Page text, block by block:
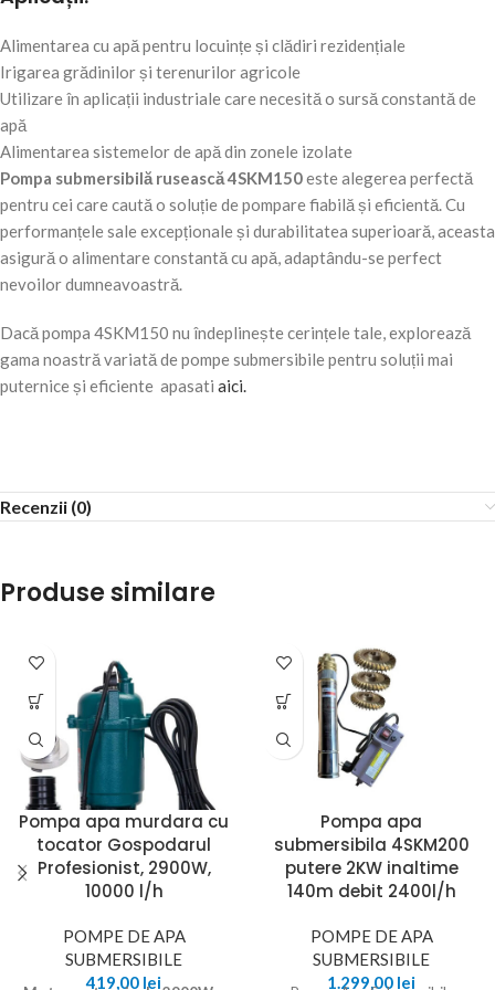
Alimentarea cu apă pentru locuințe și clădiri rezidențiale
Irigarea grădinilor și terenurilor agricole
Utilizare în aplicații industriale care necesită o sursă constantă de
apă
Alimentarea sistemelor de apă din zonele izolate
Pompa submersibilă rusească 4SKM150este alegerea perfectă
pentru cei care caută o soluție de pompare fiabilă și eficientă. Cu
performanțele sale excepționale și durabilitatea superioară, aceasta
asigură o alimentare constantă cu apă, adaptându-se perfect
nevoilor dumneavoastră.
Dacă pompa 4SKM150 nu îndeplinește cerințele tale, explorează
gama noastră variată de pompe submersibile pentru soluții mai
puternice și eficiente apasati aici.
Recenzii (0)
Produse similare
Pompa apa murdara cu
tocator Gospodarul
Profesionist, 2900W,
10000 l/h
POMPE DE APA
SUBMERSIBILE
419,00 lei
Pompa apa
submersibila 4SKM200
putere 2KW inaltime
140m debit 2400l/h
POMPE DE APA
SUBMERSIBILE
1.299,00 lei